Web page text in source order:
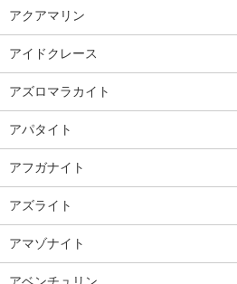
アクアマリン
アイドクレース
アズロマラカイト
アパタイト
アフガナイト
アズライト
アマゾナイト
アベンチュリン